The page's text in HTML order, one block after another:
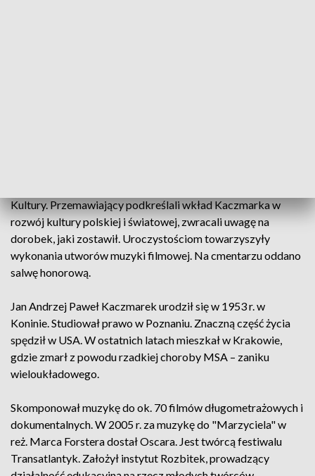
Kultury. Przemawiający podkreślali wkład Kaczmarka w
rozwój kultury polskiej i światowej, zwracali uwagę na
dorobek, jaki zostawił. Uroczystościom towarzyszyły
wykonania utworów muzyki filmowej. Na cmentarzu oddano
salwę honorową.
Jan Andrzej Paweł Kaczmarek urodził się w 1953 r. w
Koninie. Studiował prawo w Poznaniu. Znaczną część życia
spędził w USA. W ostatnich latach mieszkał w Krakowie,
gdzie zmarł z powodu rzadkiej choroby MSA – zaniku
wieloukładowego.
Skomponował muzykę do ok. 70 filmów długometrażowych i
dokumentalnych. W 2005 r. za muzykę do "Marzyciela" w
reż. Marca Forstera dostał Oscara. Jest twórcą festiwalu
Transatlantyk. Założył instytut Rozbitek, prowadzący